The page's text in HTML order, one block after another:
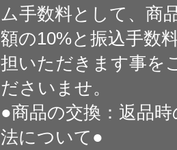
ム手数料として、商
額の10%と振込手数
担いただきます事を
ださいませ。
●商品の交換：返品
法について●